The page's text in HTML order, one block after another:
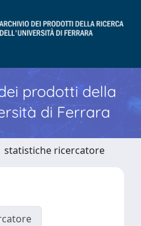
prodotti della
di Ferrara
statistiche ricercatore